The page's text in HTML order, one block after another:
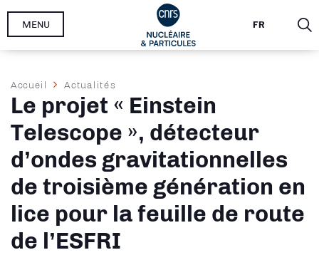
Aller
FR
MENU
Fil
d'Ariane
Accueil Actualités
Le projet « Einstein
Telescope », détecteur
d’ondes gravitationnelles
de troisième génération en
lice pour la feuille de route
de l’ESFRI